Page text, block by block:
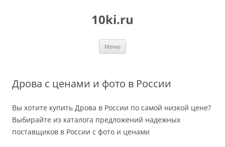
10ki.ru
Меню
Дрова с ценами и фото в России
Вы хотите купить Дрова в России по самой низкой цене?
Выбирайте из каталога предложений надежных
поставщиков в России с фото и ценами